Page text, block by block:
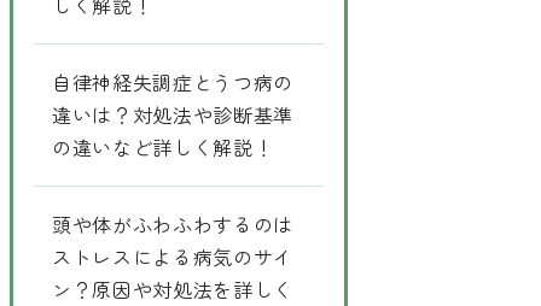
自律神経失調症とうつ病の
違いは？対処法や診断基準
の違いなど詳しく解説！
頭や体がふわふわするのは
ストレスによる病気のサイ
ン？原因や対処法を詳しく